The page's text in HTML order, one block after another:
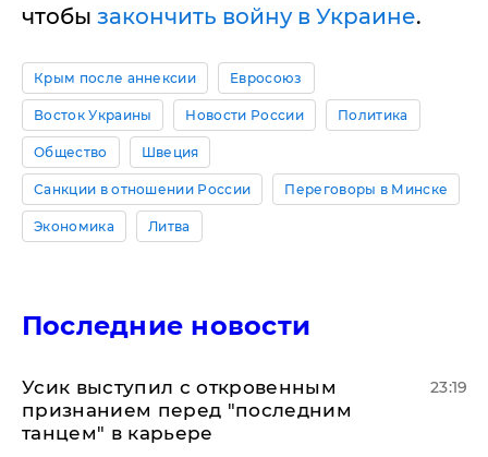
чтобы закончить войну в Украине.
Крым после аннексии Евросоюз
Восток Украины Новости России Политика
Общество Швеция
Санкции в отношении России Переговоры в Минске
Экономика Литва
Последние новости
Усик выступил с откровенным
признанием перед "последним
танцем" в карьере
23:19